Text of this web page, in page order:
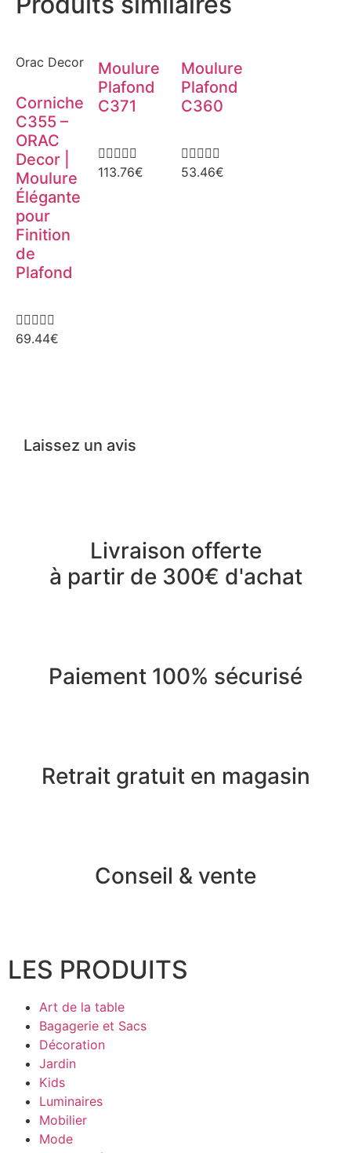
Orac Decor
Corniche
C355 –
ORAC
Decor |
Moulure
Élégante
pour
Finition
de
Plafond

69.44€
Moulure
Plafond
C371

113.76€
Moulure
Plafond
C360

53.46€
Laissez un avis
Livraison offerte
à partir de 300€ d'achat
Paiement 100% sécurisé
Retrait gratuit en magasin
Conseil & vente
LES PRODUITS
Art de la table
Bagagerie et Sacs
Décoration
Jardin
Kids
Luminaires
Mobilier
Mode